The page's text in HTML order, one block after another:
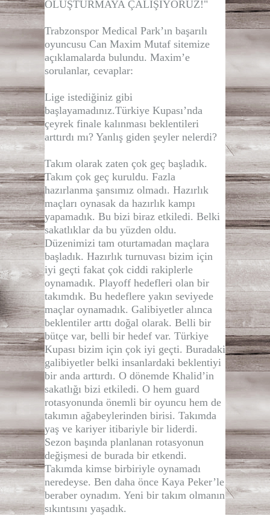
OLUŞTURMAYA ÇALIŞIYORUZ!"
Trabzonspor Medical Park’ın başarılı
oyuncusu Can Maxim Mutaf sitemize
açıklamalarda bulundu. Maxim’e
sorulanlar, cevaplar:
Lige istediğiniz gibi
başlayamadınız.Türkiye Kupası’nda
çeyrek finale kalınması beklentileri
arttırdı mı? Yanlış giden şeyler nelerdi?
Takım olarak zaten çok geç başladık.
Takım çok geç kuruldu. Fazla
hazırlanma şansımız olmadı. Hazırlık
maçları oynasak da hazırlık kampı
yapamadık. Bu bizi biraz etkiledi. Belki
sakatlıklar da bu yüzden oldu.
Düzenimizi tam oturtamadan maçlara
başladık. Hazırlık turnuvası bizim için
iyi geçti fakat çok ciddi rakiplerle
oynamadık. Playoff hedefleri olan bir
takımdık. Bu hedeflere yakın seviyede
maçlar oynamadık. Galibiyetler alınca
beklentiler arttı doğal olarak. Belli bir
bütçe var, belli bir hedef var. Türkiye
Kupası bizim için çok iyi geçti. Buradaki
galibiyetler belki insanlardaki beklentiyi
bir anda arttırdı. O dönemde Khalid’in
sakatlığı bizi etkiledi. O hem guard
rotasyonunda önemli bir oyuncu hem de
takımın ağabeylerinden birisi. Takımda
yaş ve kariyer itibariyle bir liderdi.
Sezon başında planlanan rotasyonun
değişmesi de burada bir etkendi.
Takımda kimse birbiriyle oynamadı
neredeyse. Ben daha önce Kaya Peker’le
beraber oynadım. Yeni bir takım olmanın
sıkıntısını yaşadık.